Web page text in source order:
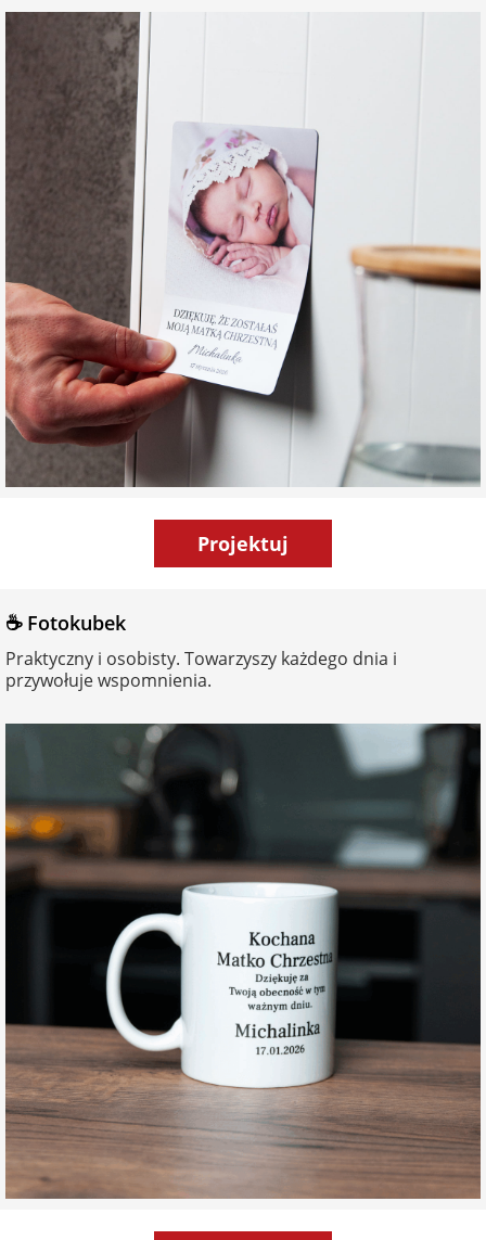
Projektuj
☕ Fotokubek
Praktyczny i osobisty. Towarzyszy każdego dnia i
przywołuje wspomnienia.